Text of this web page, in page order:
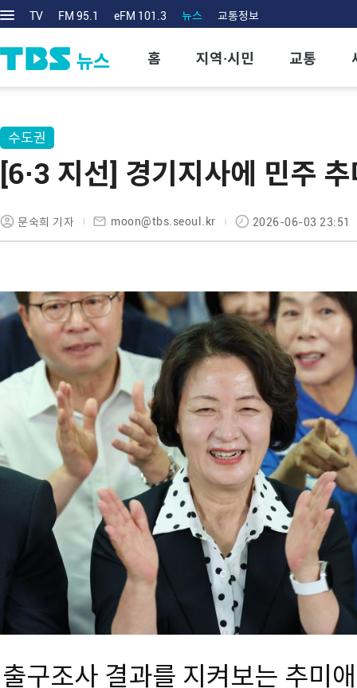
TV FM 95.1 eFM 101.3 뉴스 교통정보
홈 지역·시민 교통
수도권
[6·3 지선] 경기지사에 민주
문숙희 기자 moon@tbs.seoul.kr 2026-06-03 23:51
출구조사 결과를 지켜보는 추미